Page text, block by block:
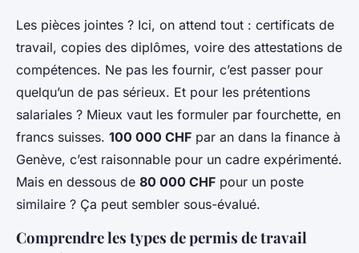
Les pièces jointes ? Ici, on attend tout : certificats de
travail, copies des diplômes, voire des attestations de
compétences. Ne pas les fournir, c’est passer pour
quelqu’un de pas sérieux. Et pour les prétentions
salariales ? Mieux vaut les formuler par fourchette, en
francs suisses. 100 000 CHF par an dans la finance à
Genève, c’est raisonnable pour un cadre expérimenté.
Mais en dessous de 80 000 CHF pour un poste
similaire ? Ça peut sembler sous-évalué.
Comprendre les types de permis de travail